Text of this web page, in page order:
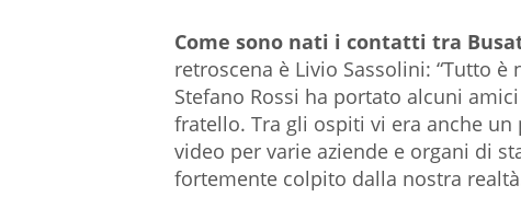
Come sono nati i contatti tra
retroscena è Livio Sassolini: “Tutto
Stefano Rossi ha portato alcuni
fratello. Tra gli ospiti vi era anche un
video per varie aziende e organi di
fortemente colpito dalla nostra